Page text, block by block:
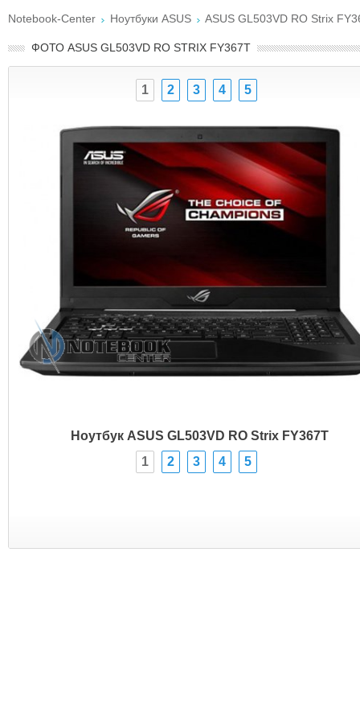
Notebook-Center Ноутбуки ASUS ASUS GL503VD RO Strix
ФОТО ASUS GL503VD RO STRIX FY367T
1 2 3 4 5
Ноутбук ASUS GL503VD RO Strix FY367T
1
2 3 4 5